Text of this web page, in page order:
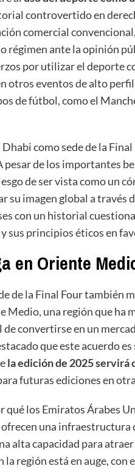
controvertido en
comercial
régimen ante la opinión
por utilizar el deporte
otros eventos de alto
de fútbol, como el
como sede de la
de los importantes
de ser vista como un
su imagen global a través
con un historial
sus principios éticos en
en Oriente
de la Final Four también
Medio, una región que ha
convertirse en un
que este acuerdo
la edición de 2025 servirá
futuras ediciones en
qué los Emiratos Árabes
una infraestructura
alta capacidad para
región está en auge,